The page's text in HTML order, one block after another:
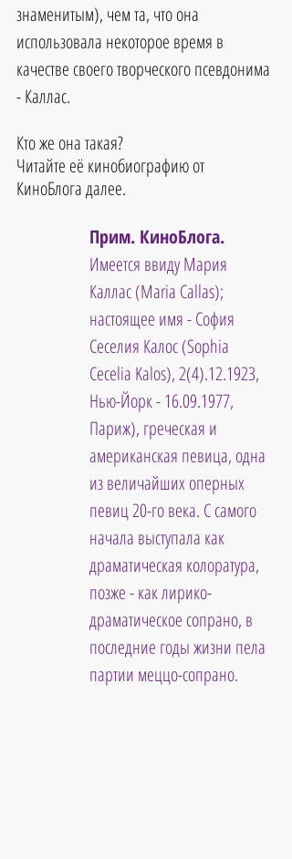
знаменитым), чем та, что она
использовала некоторое время в
качестве своего творческого псевдонима
- Каллас.
Кто же она такая?
Читайте её кинобиографию от
КиноБлога далее.
Прим. КиноБлога.
Имеется ввиду Мария
Каллас (Maria Callas);
настоящее имя - София
Сеселия Калос (Sophia
Cecelia Kalos), 2(4).12.1923,
Нью-Йорк - 16.09.1977,
Париж), греческая и
американская певица, одна
из величайших оперных
певиц 20-го века. С самого
начала выступала как
драматическая колоратура,
позже - как лирико-
драматическое сопрано, в
последние годы жизни пела
партии меццо-сопрано.